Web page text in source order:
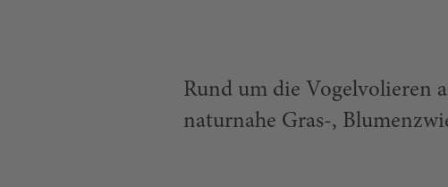
Rund um die Vogelvolieren
naturnahe Gras-,